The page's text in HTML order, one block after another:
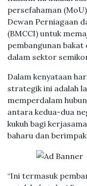
persefahaman
Dewan Perniagaan
(BMCCI) untuk
pembangunan
dalam sektor
Dalam kenyataan
strategik ini adalah
memperdalam
antara kedua-dua
kukuh bagi
baharu dan
“Ini termasuk